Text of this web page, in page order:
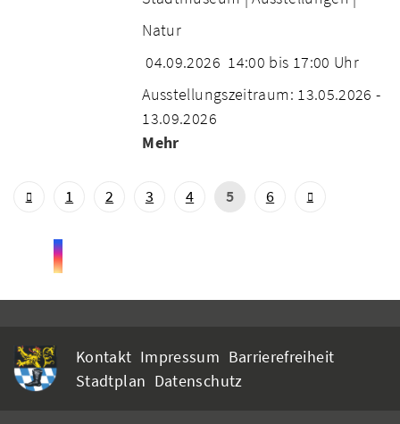
Natur
04.09.2026 14:00 bis 17:00 Uhr
Ausstellungszeitraum: 13.05.2026 -
13.09.2026
Mehr
1 2 3 4 5 6
Kontakt Impressum Barrierefreiheit
Stadtplan Datenschutz